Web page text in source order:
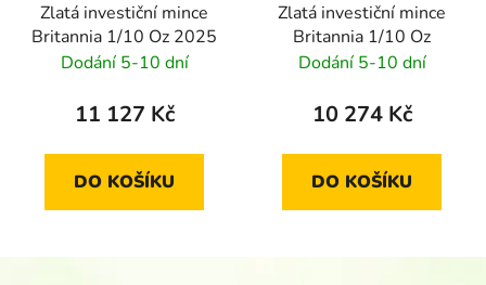
Zlatá investiční mince
Britannia 1/10 Oz 2025
Dodání 5-10 dní
11 127 Kč
DO KOŠÍKU
Zlatá investiční mince
Britannia 1/10 Oz
Dodání 5-10 dní
10 274 Kč
DO KOŠÍKU